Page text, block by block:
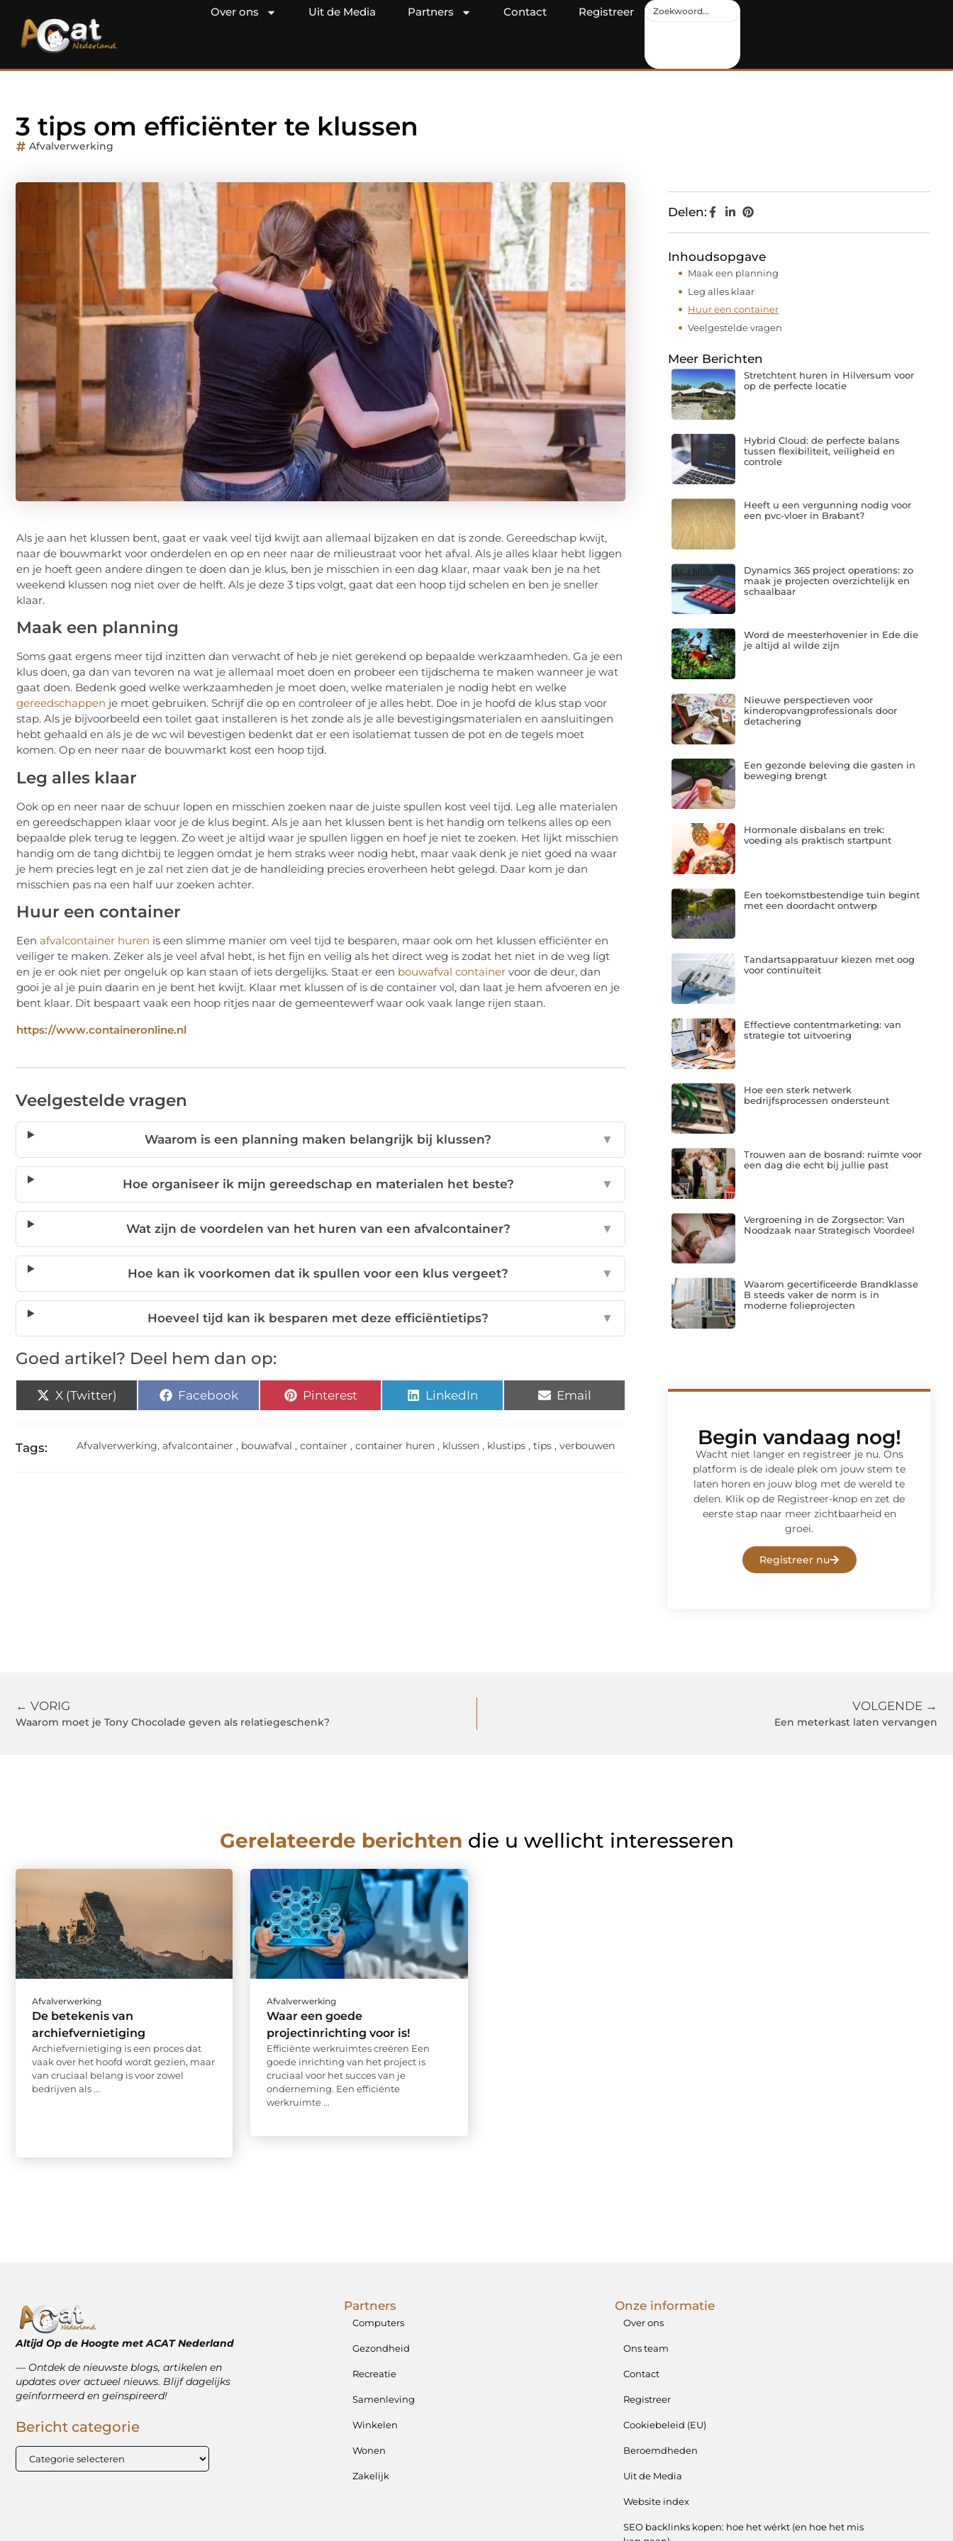
Over ons Uit de Media Partners Contact Registreer
3 tips om efficiënter te klussen
Afvalverwerking
Als je aan het klussen bent, gaat er vaak veel tijd kwijt aan allemaal bijzaken en dat is zonde. Gereedschap kwijt,
naar de bouwmarkt voor onderdelen en op en neer naar de milieustraat voor het afval. Als je alles klaar hebt liggen
en je hoeft geen andere dingen te doen dan je klus, ben je misschien in een dag klaar, maar vaak ben je na het
weekend klussen nog niet over de helft. Als je deze 3 tips volgt, gaat dat een hoop tijd schelen en ben je sneller
klaar.
Maak een planning
Soms gaat ergens meer tijd inzitten dan verwacht of heb je niet gerekend op bepaalde werkzaamheden. Ga je een
klus doen, ga dan van tevoren na wat je allemaal moet doen en probeer een tijdschema te maken wanneer je wat
gaat doen. Bedenk goed welke werkzaamheden je moet doen, welke materialen je nodig hebt en welke
gereedschappen je moet gebruiken. Schrijf die op en controleer of je alles hebt. Doe in je hoofd de klus stap voor
stap. Als je bijvoorbeeld een toilet gaat installeren is het zonde als je alle bevestigingsmaterialen en aansluitingen
hebt gehaald en als je de wc wil bevestigen bedenkt dat er een isolatiemat tussen de pot en de tegels moet
komen. Op en neer naar de bouwmarkt kost een hoop tijd.
Leg alles klaar
Ook op en neer naar de schuur lopen en misschien zoeken naar de juiste spullen kost veel tijd. Leg alle materialen
en gereedschappen klaar voor je de klus begint. Als je aan het klussen bent is het handig om telkens alles op een
bepaalde plek terug te leggen. Zo weet je altijd waar je spullen liggen en hoef je niet te zoeken. Het lijkt misschien
handig om de tang dichtbij te leggen omdat je hem straks weer nodig hebt, maar vaak denk je niet goed na waar
je hem precies legt en je zal net zien dat je de handleiding precies eroverheen hebt gelegd. Daar kom je dan
misschien pas na een half uur zoeken achter.
Huur een container
Een afvalcontainer huren is een slimme manier om veel tijd te besparen, maar ook om het klussen efficiënter en
veiliger te maken. Zeker als je veel afval hebt, is het fijn en veilig als het direct weg is zodat het niet in de weg ligt
en je er ook niet per ongeluk op kan staan of iets dergelijks. Staat er een bouwafval container voor de deur, dan
gooi je al je puin daarin en je bent het kwijt. Klaar met klussen of is de container vol, dan laat je hem afvoeren en je
bent klaar. Dit bespaart vaak een hoop ritjes naar de gemeentewerf waar ook vaak lange rijen staan.
https://www.containeronline.nl
Veelgestelde vragen
Waarom is een planning maken belangrijk bij klussen? ▼
Hoe organiseer ik mijn gereedschap en materialen het beste? ▼
Wat zijn de voordelen van het huren van een afvalcontainer? ▼
Hoe kan ik voorkomen dat ik spullen voor een klus vergeet? ▼
Hoeveel tijd kan ik besparen met deze efficiëntietips? ▼
Goed artikel? Deel hem dan op:
X (Twitter) Facebook Pinterest LinkedIn Email
Tags: Afvalverwerking, afvalcontainer , bouwafval , container , container huren , klussen , klustips , tips , verbouwen
Delen:
Inhoudsopgave
Maak een planning
Leg alles klaar
Huur een container
Veelgestelde vragen
Meer Berichten
Stretchtent huren in Hilversum voor
op de perfecte locatie
Hybrid Cloud: de perfecte balans
tussen flexibiliteit, veiligheid en
controle
Heeft u een vergunning nodig voor
een pvc-vloer in Brabant?
Dynamics 365 project operations: zo
maak je projecten overzichtelijk en
schaalbaar
Word de meesterhovenier in Ede die
je altijd al wilde zijn
Nieuwe perspectieven voor
kinderopvangprofessionals door
detachering
Een gezonde beleving die gasten in
beweging brengt
Hormonale disbalans en trek:
voeding als praktisch startpunt
Een toekomstbestendige tuin begint
met een doordacht ontwerp
Tandartsapparatuur kiezen met oog
voor continuïteit
Effectieve contentmarketing: van
strategie tot uitvoering
Hoe een sterk netwerk
bedrijfsprocessen ondersteunt
Trouwen aan de bosrand: ruimte voor
een dag die echt bij jullie past
Vergroening in de Zorgsector: Van
Noodzaak naar Strategisch Voordeel
Waarom gecertificeerde Brandklasse
B steeds vaker de norm is in
moderne folieprojecten
Begin vandaag nog!
Wacht niet langer en registreer je nu. Ons
platform is de ideale plek om jouw stem te
laten horen en jouw blog met de wereld te
delen. Klik op de Registreer-knop en zet de
eerste stap naar meer zichtbaarheid en
groei.
Registreer nu
← VORIG
Waarom moet je Tony Chocolade geven als relatiegeschenk?
VOLGENDE →
Een meterkast laten vervangen
Gerelateerde berichten die u wellicht interesseren
Afvalverwerking
De betekenis van
archiefvernietiging
Archiefvernietiging is een proces dat
vaak over het hoofd wordt gezien, maar
van cruciaal belang is voor zowel
bedrijven als ...
Afvalverwerking
Waar een goede
projectinrichting voor is!
Efficiënte werkruimtes creëren Een
goede inrichting van het project is
cruciaal voor het succes van je
onderneming. Een efficiënte
werkruimte ...
Altijd Op de Hoogte met ACAT Nederland
–– Ontdek de nieuwste blogs, artikelen en
updates over actueel nieuws. Blijf dagelijks
geïnformeerd en geïnspireerd!
Bericht categorie
Partners
Computers
Gezondheid
Recreatie
Samenleving
Winkelen
Wonen
Zakelijk
Onze informatie
Over ons
Ons team
Contact
Registreer
Cookiebeleid (EU)
Beroemdheden
Uit de Media
Website index
SEO backlinks kopen: hoe het wérkt (en hoe het mis